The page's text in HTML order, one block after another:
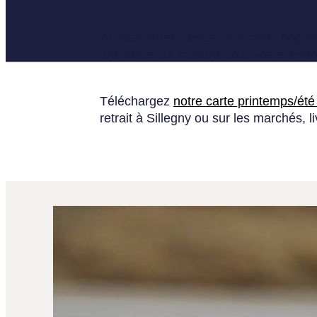
Anniversaires, repas de famille,
une carte sur mesure pour vos
Téléchargez notre carte printemps/
retrait à Sillegny ou sur les marchés,